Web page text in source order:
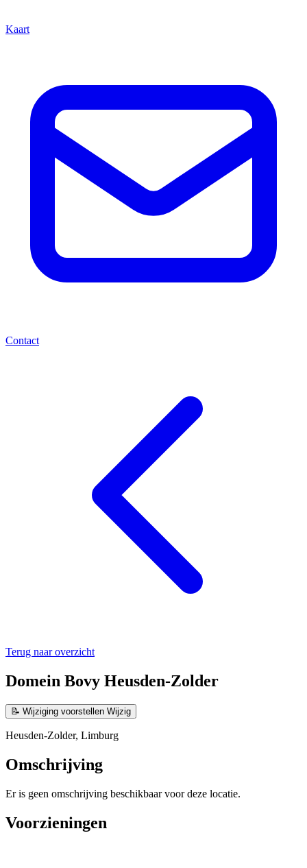
Kaart
Contact
Terug naar overzicht
Domein Bovy Heusden-Zolder
📝 Wijziging voorstellen Wijzig
Heusden-Zolder, Limburg
Omschrijving
Er is geen omschrijving beschikbaar voor deze locatie.
Voorzieningen